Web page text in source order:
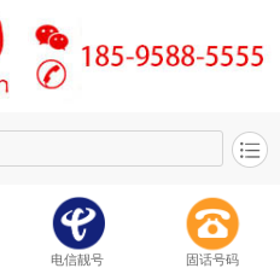
电信靓号 固话号码